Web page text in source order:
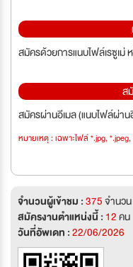
สมัครด้วยการแนบไฟล์เรซูเม่
ส
สมัครผ่านอีเมล (แนบไฟล์ผ่าน
หมายเหตุ : เฉพาะไฟล์ *.jpg,
จำนวนผู้เข้าชม :375จำนวน
สมัครงานตำแหน่งนี้ : 12คน
วันที่อัพเดท :22/06/2026